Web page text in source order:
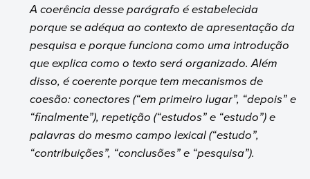
A coerência desse parágrafo é estabelecida
porque se adéqua ao contexto de apresentação da
pesquisa e porque funciona como uma introdução
que explica como o texto será organizado. Além
disso, é coerente porque tem mecanismos de
coesão: conectores (“em primeiro lugar”, “depois” e
“finalmente”), repetição (“estudos” e “estudo”) e
palavras do mesmo campo lexical (“estudo”,
“contribuições”, “conclusões” e “pesquisa”).